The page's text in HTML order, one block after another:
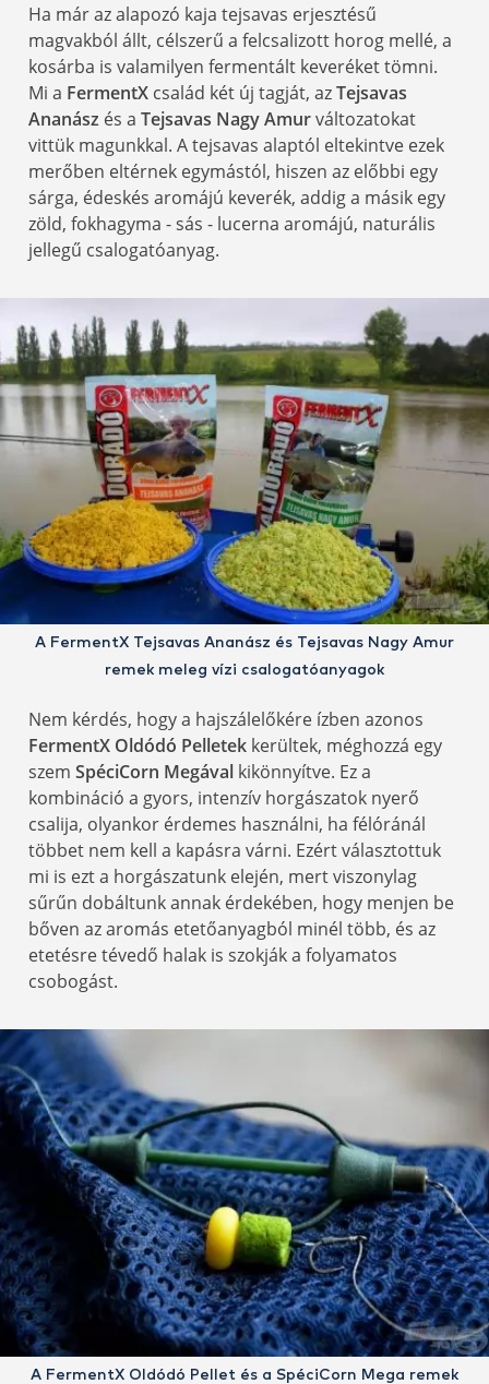
Ha már az alapozó kaja tejsavas erjesztésű
magvakból állt, célszerű a felcsalizott horog mellé, a
kosárba is valamilyen fermentált keveréket tömni.
Mi a FermentX család két új tagját, azTejsavas
Ananász és a Tejsavas Nagy Amurváltozatokat
vittük magunkkal. A tejsavas alaptól eltekintve ezek
merőben eltérnek egymástól, hiszen az előbbi egy
sárga, édeskés aromájú keverék, addig a másik egy
zöld, fokhagyma - sás - lucerna aromájú, naturális
jellegű csalogatóanyag.
A FermentX Tejsavas Ananász és Tejsavas Nagy Amur
remek meleg vízi csalogatóanyagok
Nem kérdés, hogy a hajszálelőkére ízben azonos
FermentX Oldódó Pelletek kerültek, méghozzá egy
szem SpéciCorn Megával kikönnyítve. Ez a
kombináció a gyors, intenzív horgászatok nyerő
csalija, olyankor érdemes használni, ha félóránál
többet nem kell a kapásra várni. Ezért választottuk
mi is ezt a horgászatunk elején, mert viszonylag
sűrűn dobáltunk annak érdekében, hogy menjen be
bőven az aromás etetőanyagból minél több, és az
etetésre tévedő halak is szokják a folyamatos
csobogást.
A FermentX Oldódó Pellet és a SpéciCorn Mega remek